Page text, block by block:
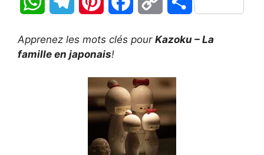
a l n
t
e
e
e
b
o
o
y
L
i
Apprenez les mots clés pour Kazoku – La
famille en japonais!